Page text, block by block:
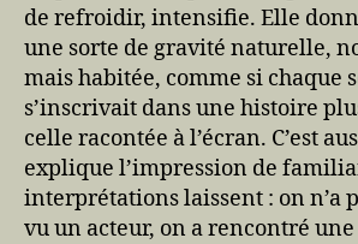
de refroidir, intensifie. Elle
une sorte de gravité naturelle,
mais habitée, comme si chaque
s’inscrivait dans une histoire
celle racontée à l’écran. C’est
explique l’impression de
interprétations laissent : on n’a
vu un acteur, on a rencontré